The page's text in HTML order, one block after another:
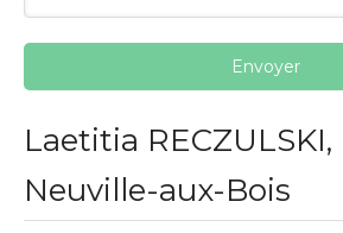
Envoyer
Laetitia
Neuville-aux-Bois